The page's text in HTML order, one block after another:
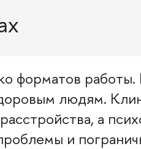
форматов
людям.
а
и